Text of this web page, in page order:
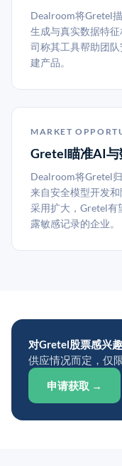
Dealroom将Gretel
生成与真实数据特
司称其工具帮助团
建产品。
MARKET
Gretel瞄准AI与
Dealroom将Gretel
来自安全模型开发
采用扩大，Gretel有
露敏感记录的企业。
对Gretel股票感兴
供应情况而定，仅
申请获取 →